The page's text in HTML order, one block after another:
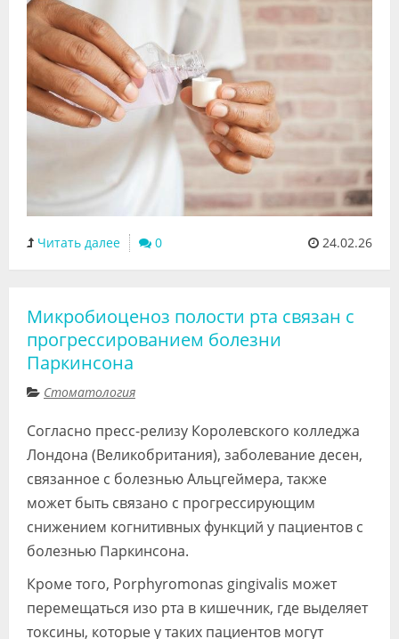
Читать далее 0 24.02.26
Микробиоценоз полости рта связан с
прогрессированием болезни
Паркинсона
Стоматология
Согласно пресс-релизу Королевского колледжа
Лондона (Великобритания), заболевание десен,
связанное с болезнью Альцгеймера, также
может быть связано с прогрессирующим
снижением когнитивных функций у пациентов с
болезнью Паркинсона.
Кроме того, Porphyromonas gingivalis может
перемещаться изо рта в кишечник, где выделяет
токсины, которые у таких пациентов могут